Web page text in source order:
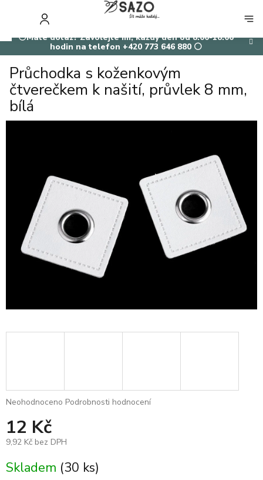
⚪Máte dotaz? Zavolejte mi, každý den od 8:00-18:00
hodin na telefon +420 773 646 880 ⚪
KOŠÍK
Průchodka s koženkovým
čtverečkem k našití, průvlek 8 mm,
bílá
Průměrné
produktu
je
0,0
5
Neohodnoceno Podrobnosti hodnocení
12 Kč
9,92 Kč bez DPH
cena:
Skladem (30 ks)